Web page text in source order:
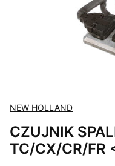
NEW HOLLAND
CZUJNIK
TC/CX/CR/FR